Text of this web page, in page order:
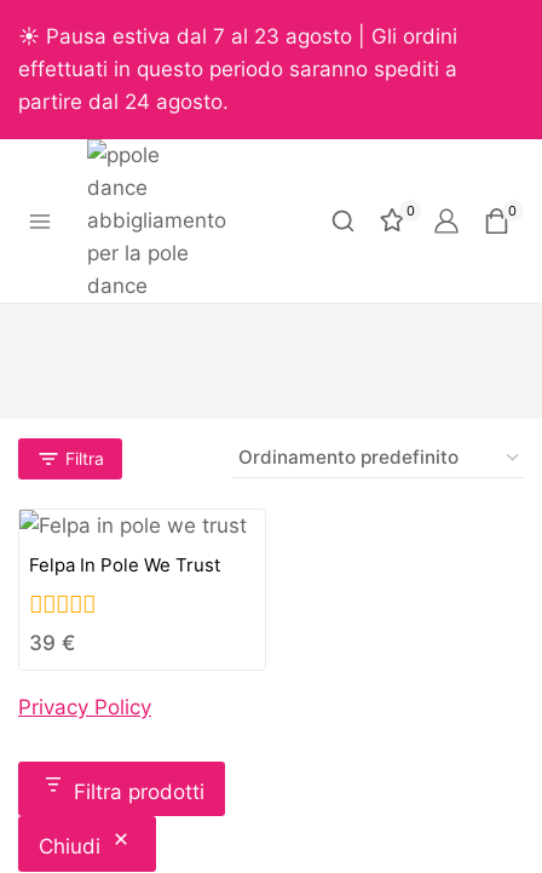
☀️ Pausa estiva dal 7 al 23 agosto | Gli ordini
effettuati in questo periodo saranno spediti a
partire dal 24 agosto.
0 0
Filtra
Felpa In Pole We Trust
0
5
39 €
Privacy Policy
Filtra prodotti
Chiudi